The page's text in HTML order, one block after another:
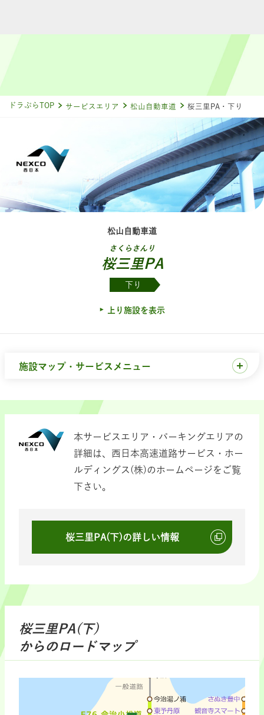
ドラぷらTOP サービスエリア 松山自動車道 桜三里PA・下り
松山自動車道
さくらさんり
桜三里PA
下り
上り施設を表示
施設マップ・サービスメニュー
本サービスエリア・パーキングエリアの
詳細は、西日本高速道路サービス・ホー
ルディングス(株)のホームページをご覧
下さい。
桜三里PA(下)の詳しい情報
桜三里PA(下)
からのロードマップ